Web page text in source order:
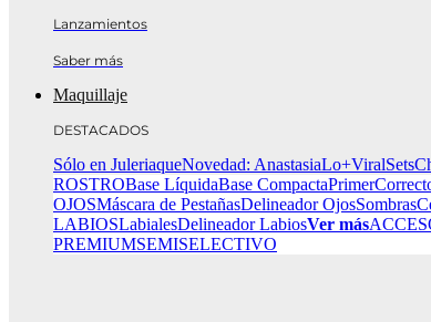
Lanzamientos
Saber más
Maquillaje
DESTACADOS
Sólo en JuleriaqueNovedad: AnastasiaLo+ViralSets
ROSTROBase LíquidaBase CompactaPrimer
OJOSMáscara de PestañasDelineador OjosSombras
LABIOSLabialesDelineador LabiosVer más
PREMIUMSEMISELECTIVO